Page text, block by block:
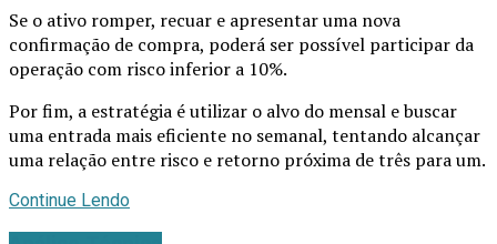
Se o ativo romper, recuar e apresentar uma nova
confirmação de compra, poderá ser possível participar da
operação com risco inferior a 10%.
Por fim, a estratégia é utilizar o alvo do mensal e buscar
uma entrada mais eficiente no semanal, tentando alcançar
uma relação entre risco e retorno próxima de três para um.
Continue Lendo